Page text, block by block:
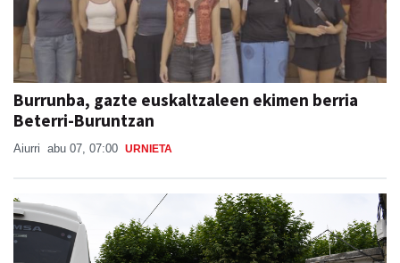
Burrunba, gazte euskaltzaleen ekimen berria
Beterri-Buruntzan
Aiurri abu 07, 07:00 URNIETA